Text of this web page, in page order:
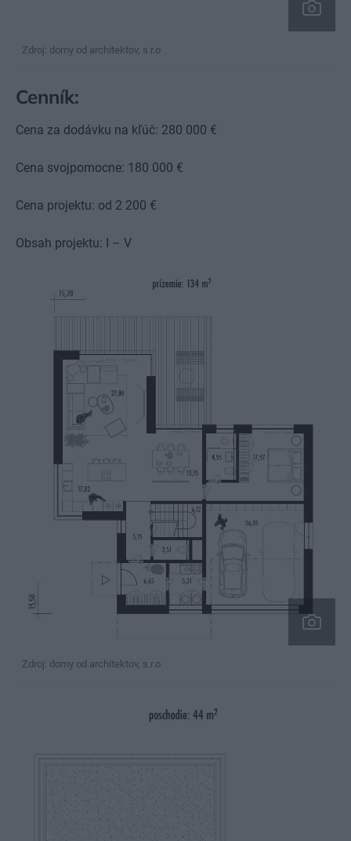
Zdroj: domy od architektov, s.r.o
Cenník:
Cena za dodávku na kľúč: 280 000 €
Cena svojpomocne: 180 000 €
Cena projektu: od 2 200 €
Obsah projektu: I – V
Zdroj: domy od architektov, s.r.o